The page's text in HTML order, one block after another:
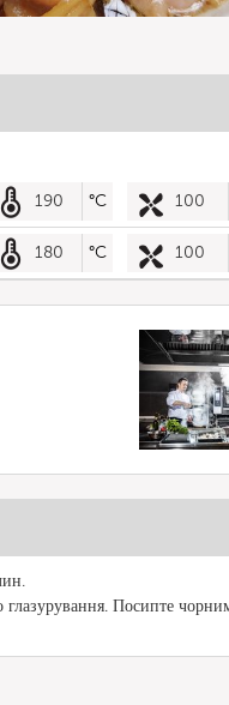
190 °C 100
180 °C 100
Посипте